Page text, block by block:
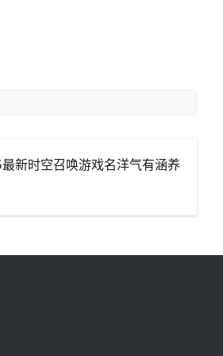
新时空召唤游戏名洋气有涵养